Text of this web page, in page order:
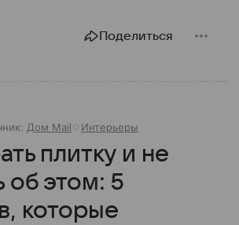
Поделиться
Дом Mail Интерьеры
плитку и не
об этом: 5
которые